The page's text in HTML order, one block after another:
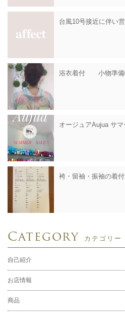
台風10号接近に伴い
浴衣着付 小物準備
オージュアAujua サ
袴・留袖・振袖の着
Category カテゴリー
自己紹介
お店情報
商品